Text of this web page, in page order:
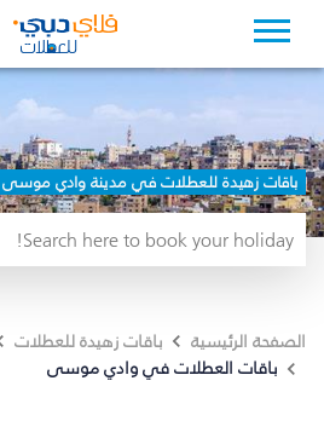
باقات زهيدة للعطلات في مدينة وادي موسى
الصفحة الرئيسية باقات زهيدة للعطلات
باقات العطلات في وادي موسى